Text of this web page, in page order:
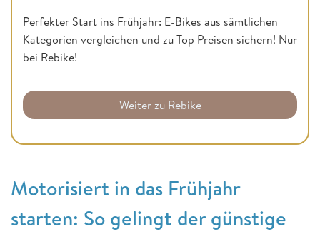
Perfekter Start ins Frühjahr: E-Bikes aus sämtlichen
Kategorien vergleichen und zu Top Preisen sichern! Nur
bei Rebike!
Weiter zu Rebike
Motorisiert in das Frühjahr
starten: So gelingt der günstige